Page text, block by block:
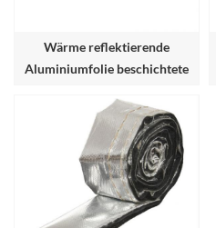
Wärme reflektierende
Aluminiumfolie beschichtete